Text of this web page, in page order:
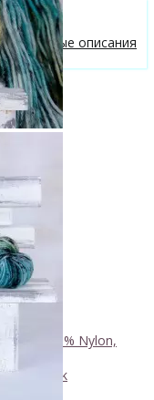
описания
30% Nylon,
Silk